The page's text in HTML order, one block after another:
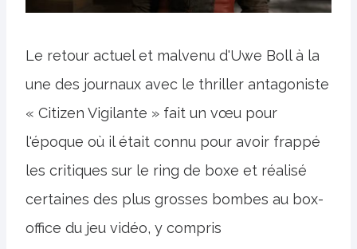
Le retour actuel et malvenu d'Uwe Boll à la
une des journaux avec le thriller antagoniste
« Citizen Vigilante » fait un vœu pour
l'époque où il était connu pour avoir frappé
les critiques sur le ring de boxe et réalisé
certaines des plus grosses bombes au box-
office du jeu vidéo, y compris